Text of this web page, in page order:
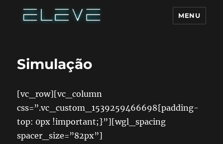
MENU
Simulação
[vc_row][vc_column
css=”.vc_custom_1539259466698{padding-
top: 0px !important;}”][wgl_spacing
spacer_size=”82px”]